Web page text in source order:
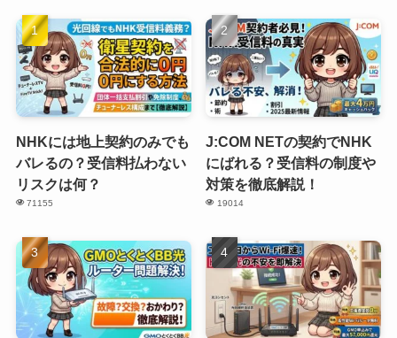
NHKには地上契約のみでも
バレるの？受信料払わない
リスクは何？
71155
J:COM NETの契約でNHK
にばれる？受信料の制度や
対策を徹底解説！
19014